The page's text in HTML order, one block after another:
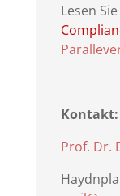
Lesen
Kontakt:
Prof. Dr.